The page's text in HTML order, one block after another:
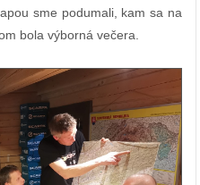
sme podumali, kam sa na
bola výborná večera.